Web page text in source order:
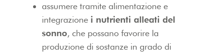
assumere tramite alimentazione e
integrazione i nutrienti alleati del
sonno, che possano favorire la
produzione di sostanze in grado di